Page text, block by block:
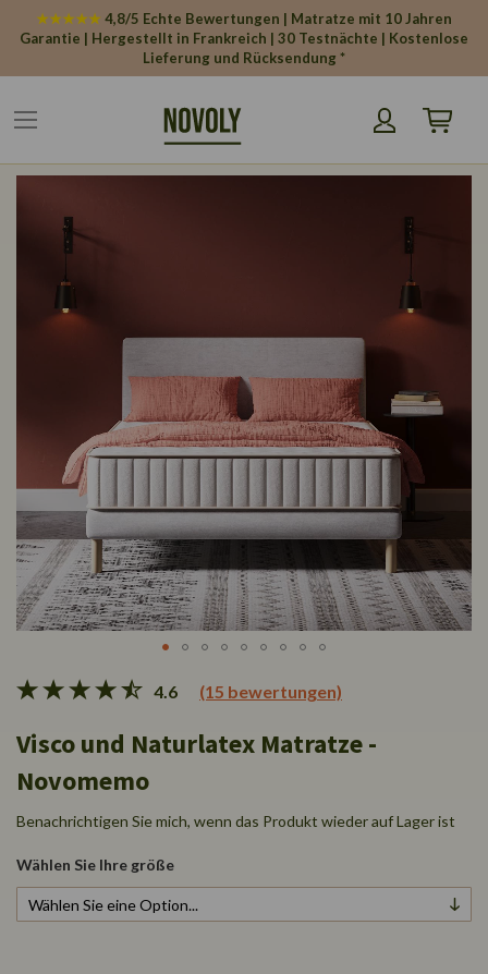
★★★★★ 4,8/5 Echte Bewertungen | Matratze mit 10 Jahren
Garantie | Hergestellt in Frankreich | 30 Testnächte | Kostenlose
Lieferung und Rücksendung *
Mein
4.6 (15 bewertungen)
Visco und Naturlatex Matratze -
Novomemo
Benachrichtigen Sie mich, wenn das Produkt wieder auf Lager ist
Wählen Sie Ihre größe
Bildgalerie
Anfang
Bildgalerie
Cookie-Einstellungen